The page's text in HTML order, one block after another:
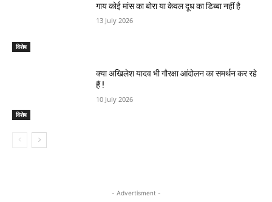
विशेष
गाय कोई मांस का बोरा या केवल दूध का डिब्बा नहीं है
13 July 2026
विशेष
क्या अखिलेश यादव भी गौरक्षा आंदोलन का समर्थन कर रहे
हैं !
10 July 2026
- Advertisment -